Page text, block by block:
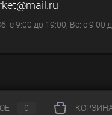
с 9:00 до 19:00, Вс: с 9:00
0